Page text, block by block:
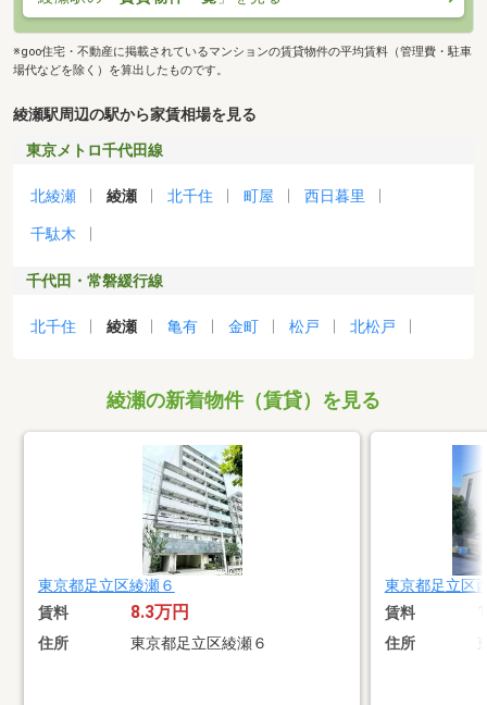
※goo住宅・不動産に掲載されているマンションの賃貸物件の平均賃料（管理費・駐車
場代などを除く）を算出したものです。
綾瀬駅周辺の駅から家賃相場を見る
東京メトロ千代田線
北綾瀬 綾瀬 北千住 町屋 西日暮里
千駄木
千代田・常磐緩行線
北千住 綾瀬 亀有 金町 松戸 北松戸
綾瀬の新着物件（賃貸）を見る
東京都足立区綾瀬６
賃料 8.3万円
住所 東京都足立区綾瀬６
東京都足立区
賃料
住所